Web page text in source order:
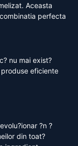
Aceasta
perfecta
nu mai exist?
produse eficiente
?n ?
din toat?